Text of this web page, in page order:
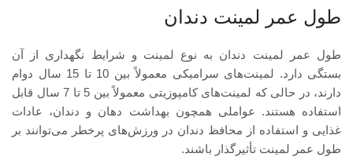
طول عمر لمینت دندان
طول عمر لمینت دندان به نوع لمینت و شرایط نگهداری از آن
بستگی دارد. لمینت‌های سرامیکی معمولاً بین 10 تا 15 سال دوام
دارند، در حالی که لمینت‌های کامپوزیتی معمولاً بین 5 تا 7 سال قابل
استفاده هستند. عواملی همچون بهداشت دهان و دندان، عادات
غذایی و استفاده از محافظ دندان در ورزش‌های پرخطر می‌توانند بر
طول عمر لمینت تأثیرگذار باشند.